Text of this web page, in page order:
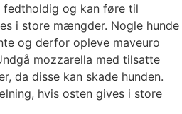
fedtholdig og kan føre til
i store mængder. Nogle hunde
og derfor opleve maveuro
mozzarella med tilsatte
da disse kan skade hunden.
hvis osten gives i store